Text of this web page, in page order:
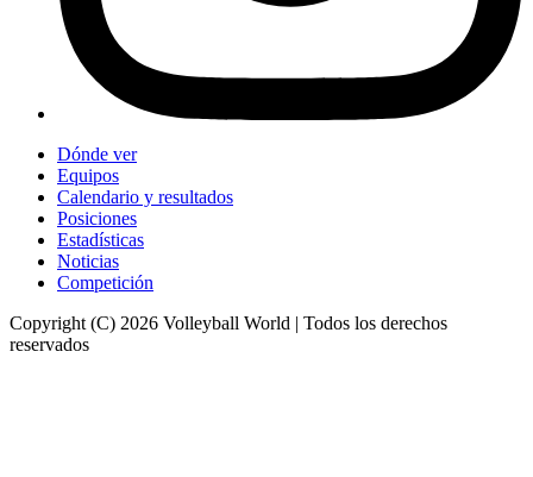
Dónde ver
Equipos
Calendario y resultados
Posiciones
Estadísticas
Noticias
Competición
Copyright (C) 2026 Volleyball World | Todos los derechos
reservados